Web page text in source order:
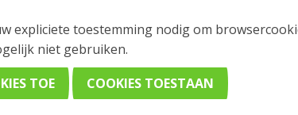
voor je bestelling!
expliciete toestemming nodig om
niet gebruiken.